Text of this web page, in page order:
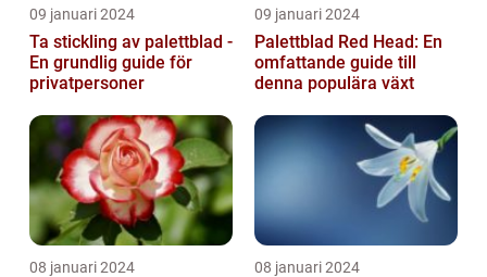
09 januari 2024
Ta stickling av palettblad -
En grundlig guide för
privatpersoner
09 januari 2024
Palettblad Red Head: En
omfattande guide till
denna populära växt
08 januari 2024 08 januari 2024